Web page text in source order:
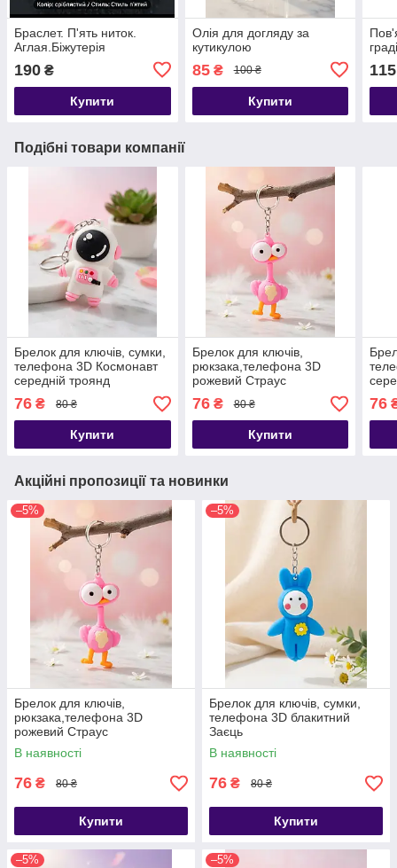
Браслет. П'ять ниток.
Аглая.Біжутерія
190 ₴
Купити
Олія для догляду за
кутикулою
85₴ 100 ₴
Купити
115
Подібні товари компанії
Брелок для ключів, сумки,
телефона 3D Космонавт
середній троянд
76 ₴ 80 ₴
Купити
Брелок для ключів,
рюкзака,телефона 3D
рожевий Страус
76₴ 80 ₴
Купити
76
Акційні пропозиції та новинки
–5%
Брелок для ключів,
рюкзака,телефона 3D
рожевий Страус
В наявності
76 ₴ 80 ₴
Купити
–5%
Брелок для ключів, сумки,
телефона 3D блакитний
Заєць
В наявності
76 ₴ 80 ₴
Купити
–5% –5%